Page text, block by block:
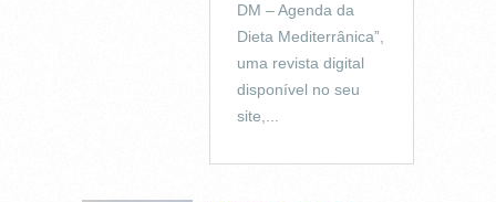
DM – Agenda da
Dieta Mediterrânica”,
uma revista digital
disponível no seu
site,...